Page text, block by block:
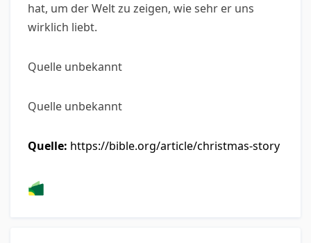
hat, um der Welt zu zeigen, wie sehr er uns
wirklich liebt.
Quelle unbekannt
Quelle unbekannt
Quelle: https://bible.org/article/christmas-story